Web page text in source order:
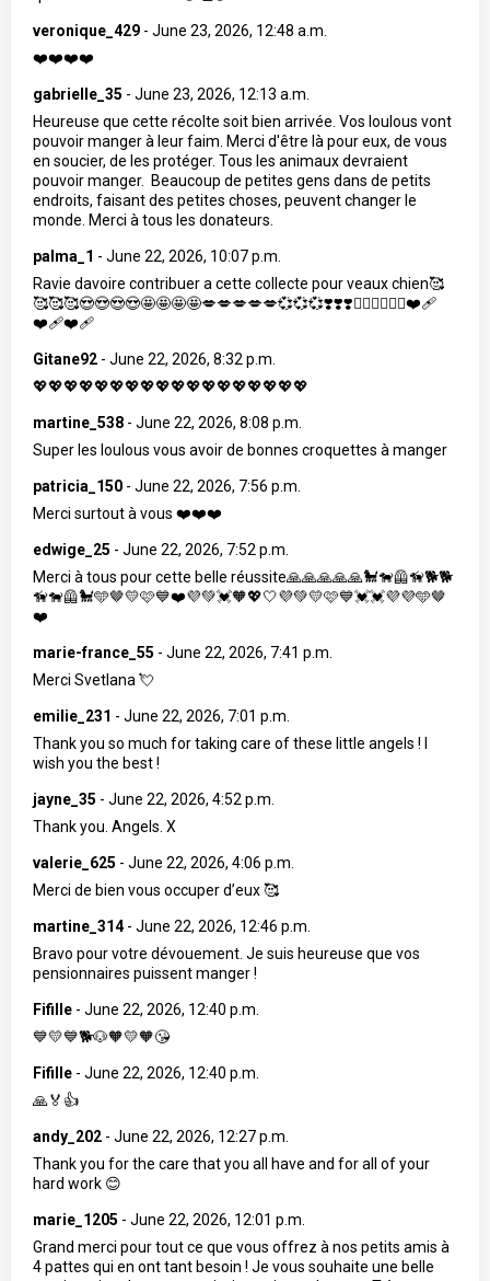
veronique_429 - June 23, 2026, 12:48 a.m.
❤️❤️❤️❤️
gabrielle_35 - June 23, 2026, 12:13 a.m.
Heureuse que cette récolte soit bien arrivée. Vos loulous vont
pouvoir manger à leur faim. Merci d'être là pour eux, de vous
en soucier, de les protéger. Tous les animaux devraient
pouvoir manger. Beaucoup de petites gens dans de petits
endroits, faisant des petites choses, peuvent changer le
monde. Merci à tous les donateurs.
palma_1 - June 22, 2026, 10:07 p.m.
Ravie davoire contribuer a cette collecte pour veaux chien🥰
🥰🥰🥰😍😍😍😍🤩🤩🤩🤩💋💋💋💋💋💞💞💞❣️❣️❣️❤️‍🔥❤️‍🔥❤️‍🔥❤️‍🩹
❤️‍🩹❤️‍🩹
Gitane92 - June 22, 2026, 8:32 p.m.
💖💖💖💖💖💖💖💖💖💖💖💖💖💖💖💖💖💖
martine_538 - June 22, 2026, 8:08 p.m.
Super les loulous vous avoir de bonnes croquettes à manger
patricia_150 - June 22, 2026, 7:56 p.m.
Merci surtout à vous ❤️❤️❤️
edwige_25 - June 22, 2026, 7:52 p.m.
Merci à tous pour cette belle réussite🙏🙏🙏🙏🙏🐩🐕‍🦺🦮🐕🐕
🦮🐕‍🦺🐩🩵🤎💛🩷💙❤️💜💚💓🧡💖🤍💜💚💛🩷💙💓💓💜💜🩵🤎
❤️
marie-france_55 - June 22, 2026, 7:41 p.m.
Merci Svetlana 💘
emilie_231 - June 22, 2026, 7:01 p.m.
Thank you so much for taking care of these little angels ! I
wish you the best !
jayne_35 - June 22, 2026, 4:52 p.m.
Thank you. Angels. X
valerie_625 - June 22, 2026, 4:06 p.m.
Merci de bien vous occuper d’eux 🥰
martine_314- June 22, 2026, 12:46 p.m.
Bravo pour votre dévouement. Je suis heureuse que vos
pensionnaires puissent manger !
Fifille - June 22, 2026, 12:40 p.m.
💙💛💙🐕🐶🧡💛🧡😘
Fifille - June 22, 2026, 12:40 p.m.
🙏🏅👍
andy_202 - June 22, 2026, 12:27 p.m.
Thank you for the care that you all have and for all of your
hard work 😊
marie_1205 - June 22, 2026, 12:01 p.m.
Grand merci pour tout ce que vous offrez à nos petits amis à
4 pattes qui en ont tant besoin ! Je vous souhaite une belle